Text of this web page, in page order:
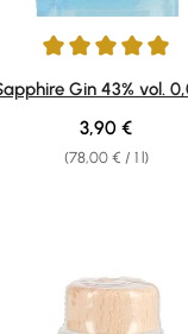
5 out of 5 stars
Gin 43% vol.
(78,00 € / 1 l)
Regular price:
3,90 €